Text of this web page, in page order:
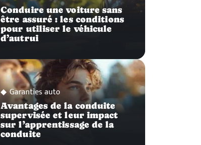
Conduire une voiture sans
être assuré : les conditions
pour utiliser le véhicule
d’autrui
Garanties auto
Avantages de la conduite
supervisée et leur impact
sur l’apprentissage de la
conduite